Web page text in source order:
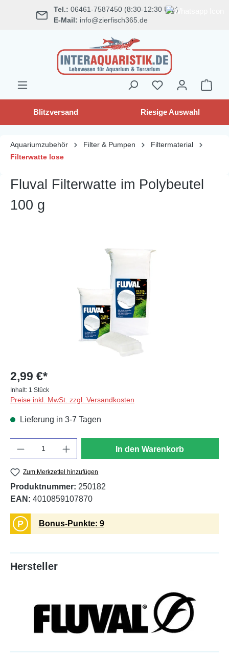
springen Tel.: 06461-7587450 (8:30-12:30 Uhr)
E-Mail: info@zierfisch365.de
Blitzversand Riesige Auswahl
Aquariumzubehör Filter & Pumpen
Filtermaterial
Filterwatte lose
Fluval Filterwatte im Polybeutel
100 g
Bildergalerie überspringen
2,99 €*
Inhalt: 1 Stück
Preise inkl. MwSt. zzgl. Versandkosten
Lieferung in 3-7 Tagen
In den Warenkorb
Zum Merkzettel hinzufügen
Produktnummer: 250182
EAN: 4010859107870
P Bonus-Punkte: 9
Hersteller